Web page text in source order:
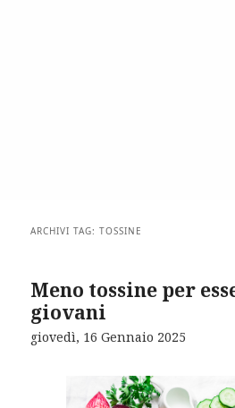
ARCHIVI TAG:TOSSINE
Meno tossine per
giovani
giovedì, 16 Gennaio 2025